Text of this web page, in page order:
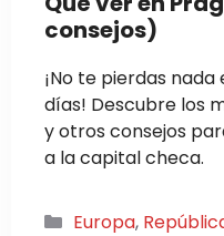
consejos)
¡No te pierdas
días! Descubre los
y otros consejos
a la capital checa.
Categorías
Europa,